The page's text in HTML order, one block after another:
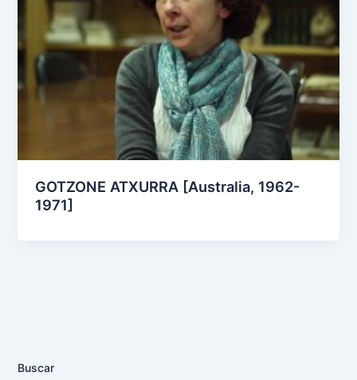
GOTZONE ATXURRA [Australia, 1962-
1971]
Buscar